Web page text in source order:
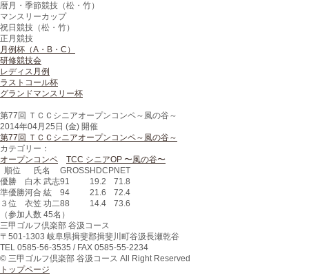
暦月・季節競技（松・竹）
マンスリーカップ
祝日競技（松・竹）
正月競技
月例杯（A・B・C）
研修競技会
レディス月例
ラストコール杯
グランドマンスリー杯
第77回 ＴＣＣシニアオープンコンペ～風の谷～
2014年04月25日 (金) 開催
第77回 ＴＣＣシニアオープンコンペ～風の谷～
カテゴリー：
オープンコンペ
TCC シニアOP 〜風の谷〜
順位
氏名 GROSSHDCPNET
優勝
白木 武志91 19.2
71.8
準優勝河合 紘 94 21.6
72.4
３位
衣笠 功二88 14.4
73.6
（参加人数 45名）
三甲ゴルフ倶楽部 谷汲コース
〒 501-1303 岐阜県揖斐郡揖斐川町谷汲長瀬乾谷
TEL 0585-56-3535 / FAX 0585-55-2234
© 三甲ゴルフ倶楽部 谷汲コース All Right Reserved
トップページ